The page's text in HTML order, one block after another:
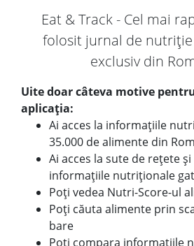
Eat & Track - Cel mai
folosit jurnal de
exclusiv din
Uite doar câteva motive
aplicația:
Ai acces la informațiile
35.000 de alimente din
Ai acces la sute de rețete
informațiile nutriționale
Poți vedea Nutri-Score-ul
Poți căuta alimente prin
bare
Poți compara informațiile